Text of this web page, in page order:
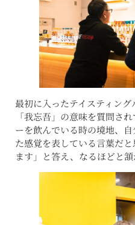
最初に入ったテイスティン
「我忘吾」の意味を質問さ
ーを飲んでいる時の境地、
た感覚を表している言葉だ
ます」と答え、なるほどと頷